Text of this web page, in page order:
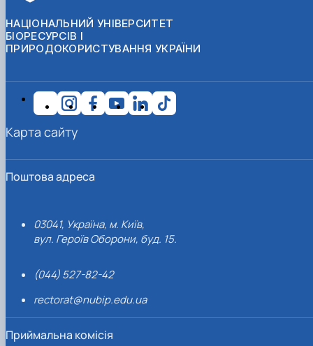
НАЦІОНАЛЬНИЙ УНІВЕРСИТЕТ
БІОРЕСУРСІВ І
ПРИРОДОКОРИСТУВАННЯ УКРАЇНИ
Поштова адреса
03041, Україна, м. Київ,
вул. Героїв Оборони, буд. 15.
(044) 527-82-42
rectorat@nubip.edu.ua
Приймальна комісія
Карта сайту